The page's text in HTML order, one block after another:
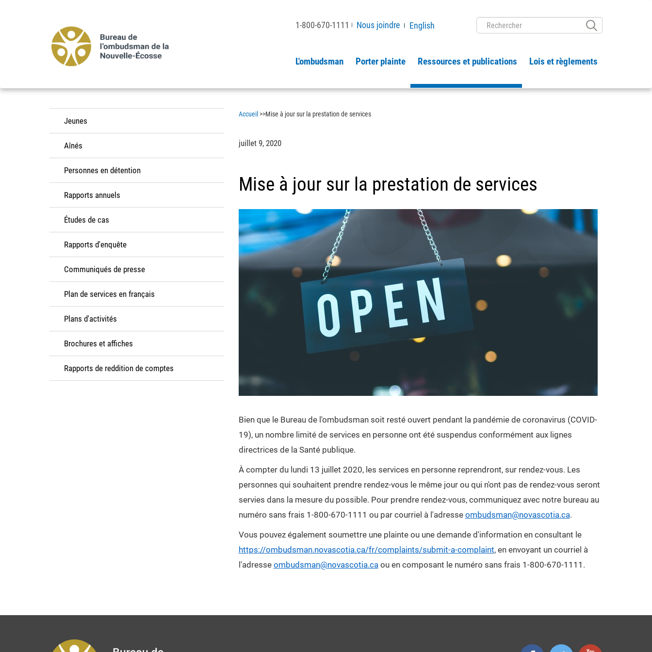
RECHERCHER
L'ombudsman Porter plainte Ressources et publications Lois et règlements
1-800-670-1111 Nous joindre English
Accueil >>Mise à jour sur la prestation de services
juillet 9, 2020
Mise à jour sur la prestation de services
Bien que le Bureau de l'ombudsman soit resté ouvert pendant la pandémie de coronavirus (COVID-
19), un nombre limité de services en personne ont été suspendus conformément aux lignes
directrices de la Santé publique.
À compter du lundi 13 juillet 2020, les services en personne reprendront, sur rendez-vous. Les
personnes qui souhaitent prendre rendez-vous le même jour ou qui n'ont pas de rendez-vous seront
servies dans la mesure du possible. Pour prendre rendez-vous, communiquez avec notre bureau au
numéro sans frais 1-800-670-1111 ou par courriel à l'adresse ombudsman@novascotia.ca.
Vous pouvez également soumettre une plainte ou une demande d'information en consultant le
https://ombudsman.novascotia.ca/fr/complaints/submit-a-complaint, en envoyant un courriel à
l'adresse ombudsman@novascotia.caou en composant le numéro sans frais 1-800-670-1111.
Jeunes
Aînés
Personnes en détention
Rapports annuels
Études de cas
Rapports d'enquête
Communiqués de presse
Plan de services en français
Plans d'activités
Brochures et affiches
Rapports de reddition de comptes